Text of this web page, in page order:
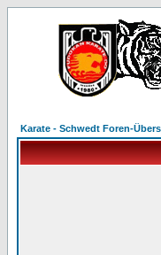
Karate - Schwedt Foren-